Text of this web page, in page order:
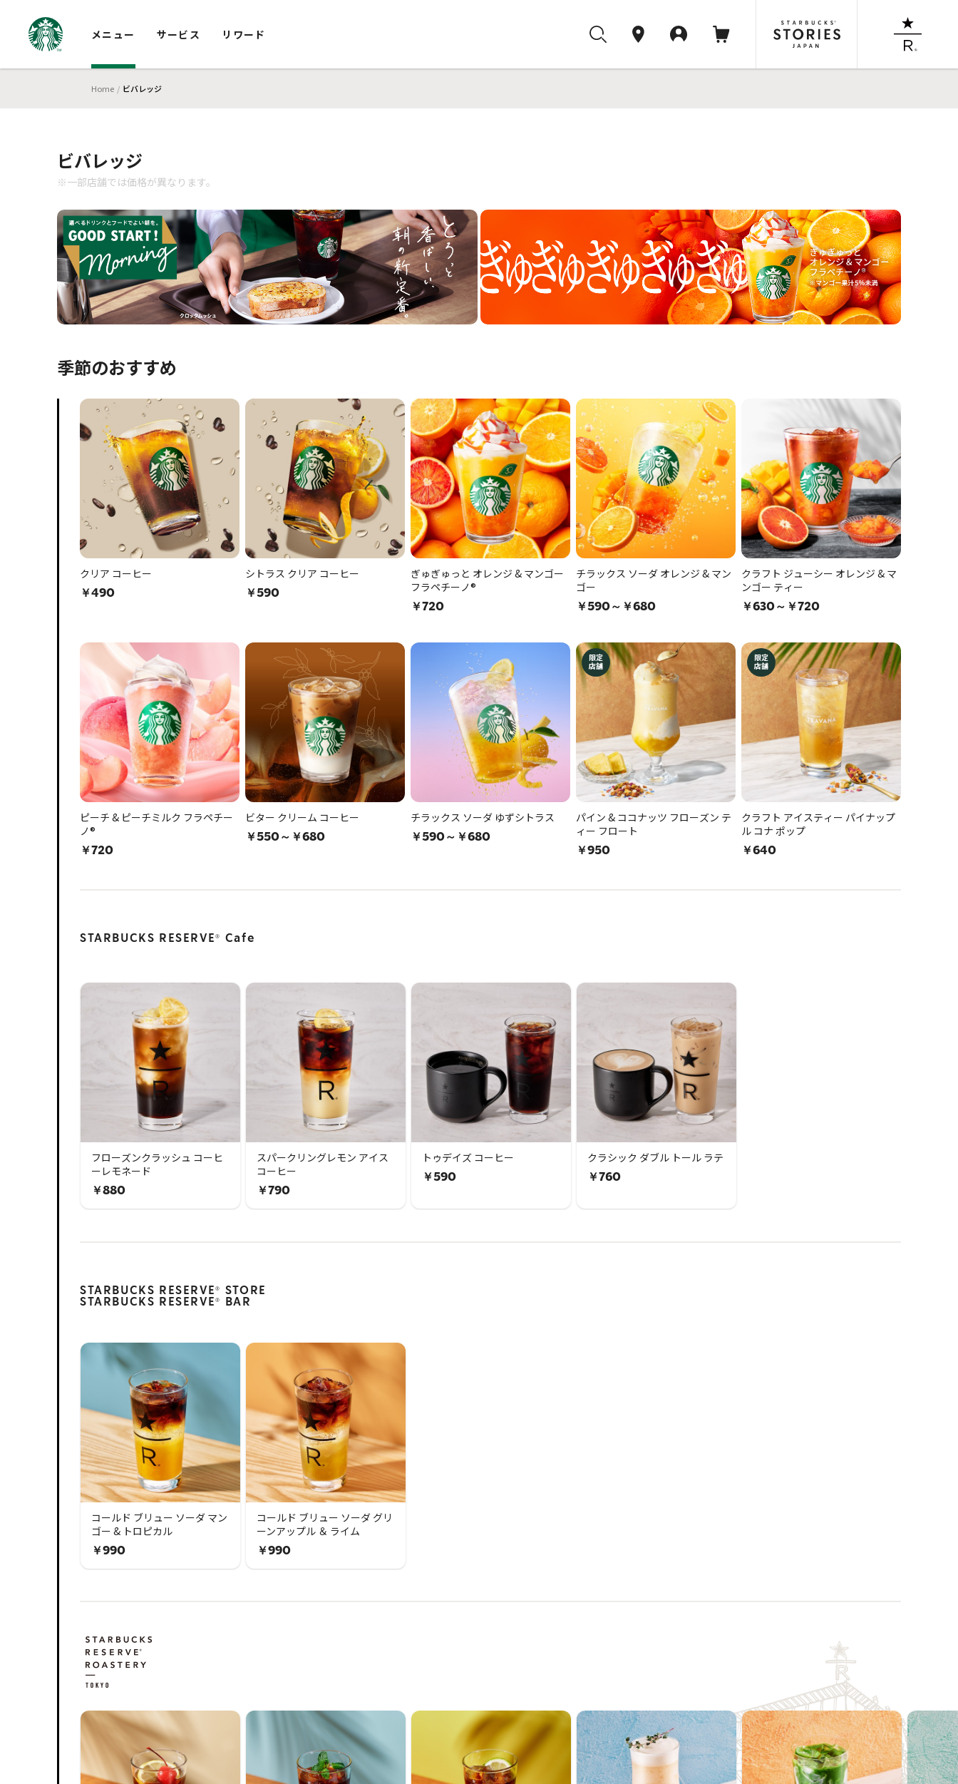
メニュー サービス リワード
Home ビバレッジ
ビバレッジ
※一部店舗では価格が異なります。
季節のおすすめ
クリア コーヒー
￥490
シトラス クリア コーヒー
￥590
ぎゅぎゅっと オレンジ & マンゴー
フラペチーノ®
￥720
チラックス ソーダ オレンジ & マン
ゴー
￥590～￥680
クラフト ジューシー オレンジ & マ
ンゴー ティー
￥630～￥720
ピーチ & ピーチミルク フラペチー
ノ®
￥720
ビター クリーム コーヒー
￥550～￥680
チラックス ソーダ ゆずシトラス
￥590～￥680
限定
店舗
パイン & ココナッツ フローズン テ
ィー フロート
￥950
限定
店舗
クラフト アイスティー パイナップ
ル コナ ポップ
￥640
STARBUCKS RESERVE® Cafe
フローズンクラッシュ コーヒ
ーレモネード
￥880
スパークリングレモン アイス
コーヒー
￥790
トゥデイズ コーヒー
￥590
クラシック ダブル トール ラテ
￥760
STARBUCKS RESERVE®
STORE
STARBUCKS RESERVE® BAR
コールド ブリュー ソーダ マン
ゴー & トロピカル
￥990
コールド ブリュー ソーダ グリ
ーンアップル ＆ ライム
￥990